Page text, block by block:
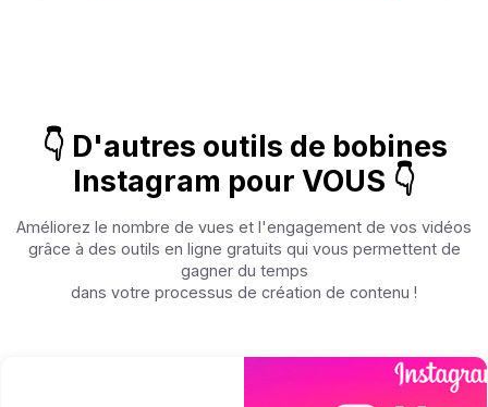
👇 D'autres outils de bobines
Instagram pour VOUS 👇
Améliorez le nombre de vues et l'engagement de vos vidéos
grâce à des outils en ligne gratuits qui vous permettent de
gagner du temps
dans votre processus de création de contenu !